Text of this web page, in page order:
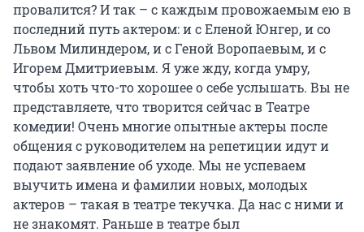
провалится? И так – с каждым провожаемым ею в
последний путь актером: и с Еленой Юнгер, и со
Львом Милиндером, и с Геной Воропаевым, и с
Игорем Дмитриевым. Я уже жду, когда умру,
чтобы хоть что-то хорошее о себе услышать. Вы не
представляете, что творится сейчас в Театре
комедии! Очень многие опытные актеры после
общения с руководителем на репетиции идут и
подают заявление об уходе. Мы не успеваем
выучить имена и фамилии новых, молодых
актеров – такая в театре текучка. Да нас с ними и
не знакомят. Раньше в театре был